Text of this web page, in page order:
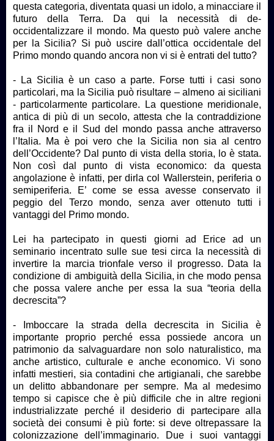
questa categoria, diventata quasi un idolo, a minacciare il
futuro della Terra. Da qui la necessità di de-
occidentalizzare il mondo. Ma questo può valere anche
per la Sicilia? Si può uscire dall’ottica occidentale del
Primo mondo quando ancora non vi si è entrati del tutto?
-
La Sicilia è un caso a parte. Forse tutti i casi sono
particolari, ma la Sicilia può risultare – almeno ai siciliani
- particolarmente particolare. La questione meridionale,
antica di più di un secolo, attesta che la contraddizione
fra il Nord e il Sud del mondo passa anche attraverso
l’Italia. Ma è poi vero che la Sicilia non sia al centro
dell’Occidente? Dal punto di vista della storia, lo è stata.
Non così dal punto di vista economico: da questa
angolazione è infatti, per dirla col Wallerstein, periferia o
semiperiferia. E’ come se essa avesse conservato il
peggio del Terzo mondo, senza aver ottenuto tutti i
vantaggi del Primo mondo.
Lei ha partecipato in questi giorni ad Erice ad un
seminario incentrato sulle sue tesi circa la necessità di
invertire la marcia trionfale verso il progresso. Data la
condizione di ambiguità della Sicilia, in che modo pensa
che possa valere anche per essa la sua “teoria della
decrescita”?
- Imboccare la strada della decrescita in Sicilia è
importante proprio perché essa possiede ancora un
patrimonio da salvaguardare non solo naturalistico, ma
anche artistico, culturale e anche economico. Vi sono
infatti mestieri, sia contadini che artigianali, che sarebbe
un delitto abbandonare per sempre. Ma al medesimo
tempo si capisce che è più difficile che in altre regioni
industrializzate perché il desiderio di partecipare alla
società dei consumi è più forte: si deve oltrepassare la
colonizzazione dell’immaginario. Due i suoi vantaggi